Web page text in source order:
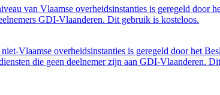
van Vlaamse overheidsinstanties is geregeld door
GDI-Vlaanderen. Dit gebruik is kosteloos.
Vlaamse overheidsinstanties is geregeld door het
die geen deelnemer zijn aan GDI-Vlaanderen.